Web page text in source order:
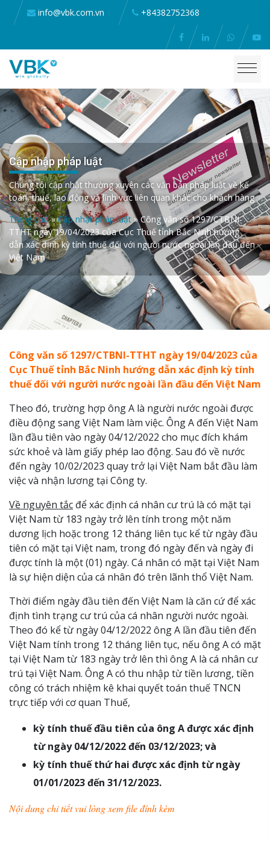
info@vbk.com.vn +84382752368
Cập nhập pháp luật
Chúng tôi cập nhật thường xuyên các văn bản pháp luật về kế
toán, thuế, lao động và lĩnh vực liên quan khác cho khách hàng
Trang chủ»Cập nhật pháp luật »Công văn số 1297/CTBNI-
TTHT ngày 19/04/2023 của Cục Thuế tỉnh Bắc Ninh hướng
dẫn xác định kỳ tính thuế đối với người nước ngoài lần đầu đến
Việt Nam
Công văn số 1297/CTBNI-TTHT ngày 19/04/2023 của
Cục Thuế tỉnh Bắc Ninh hướng dẫn xác định kỳ tính
thuế đối với người nước ngoài lần đầu đến Việt Nam
Theo đó, trường hợp ông A là người nước ngoài được
điều động sang Việt Nam làm việc. Ông A đến Việt Nam
lần đầu tiên vào ngày 04/12/2022 cho mục đích khám
sức khoẻ và làm giấy phép lao động. Sau đó về nước
đến ngày 10/02/2023 quay trở lại Việt Nam bắt đầu làm
việc và nhận lương tại Công ty.
Về nguyên tắc để xác định cá nhân cư trú là có mặt tại
Việt Nam từ 183 ngày trở lên tính trong một năm
dương lịch hoặc trong 12 tháng liên tục kể từ ngày đầu
tiên có mặt tại Việt nam, trong đó ngày đến và ngày đi
được tính là một (01) ngày. Cá nhân có mặt tại Việt Nam
là sự hiện diện của cá nhân đó trên lãnh thổ Việt Nam.
Thời điểm ngày đầu tiên đến Việt Nam là căn cứ để xác
định tình trạng cư trú của cá nhân người nước ngoài.
Theo đó kể từ ngày 04/12/2022 ông A lần đầu tiên đến
Việt Nam tính trong 12 tháng liên tục, nếu ông A có mặt
tại Việt Nam từ 183 ngày trở lên thì ông A là cá nhân cư
trú tại Việt Nam. Ông A có thu nhập từ tiền lương, tiền
công có trách nhiệm kê khai quyết toán thuế TNCN
trực tiếp với cơ quan Thuế,
kỳ tính thuế đầu tiên của ông A được xác định
từ ngày 04/12/2022 đến 03/12/2023; và
kỳ tính thuế thứ hai được xác định từ ngày
01/01/2023 đến 31/12/2023.
Nội dung chi tiết vui lòng xem file đính kèm